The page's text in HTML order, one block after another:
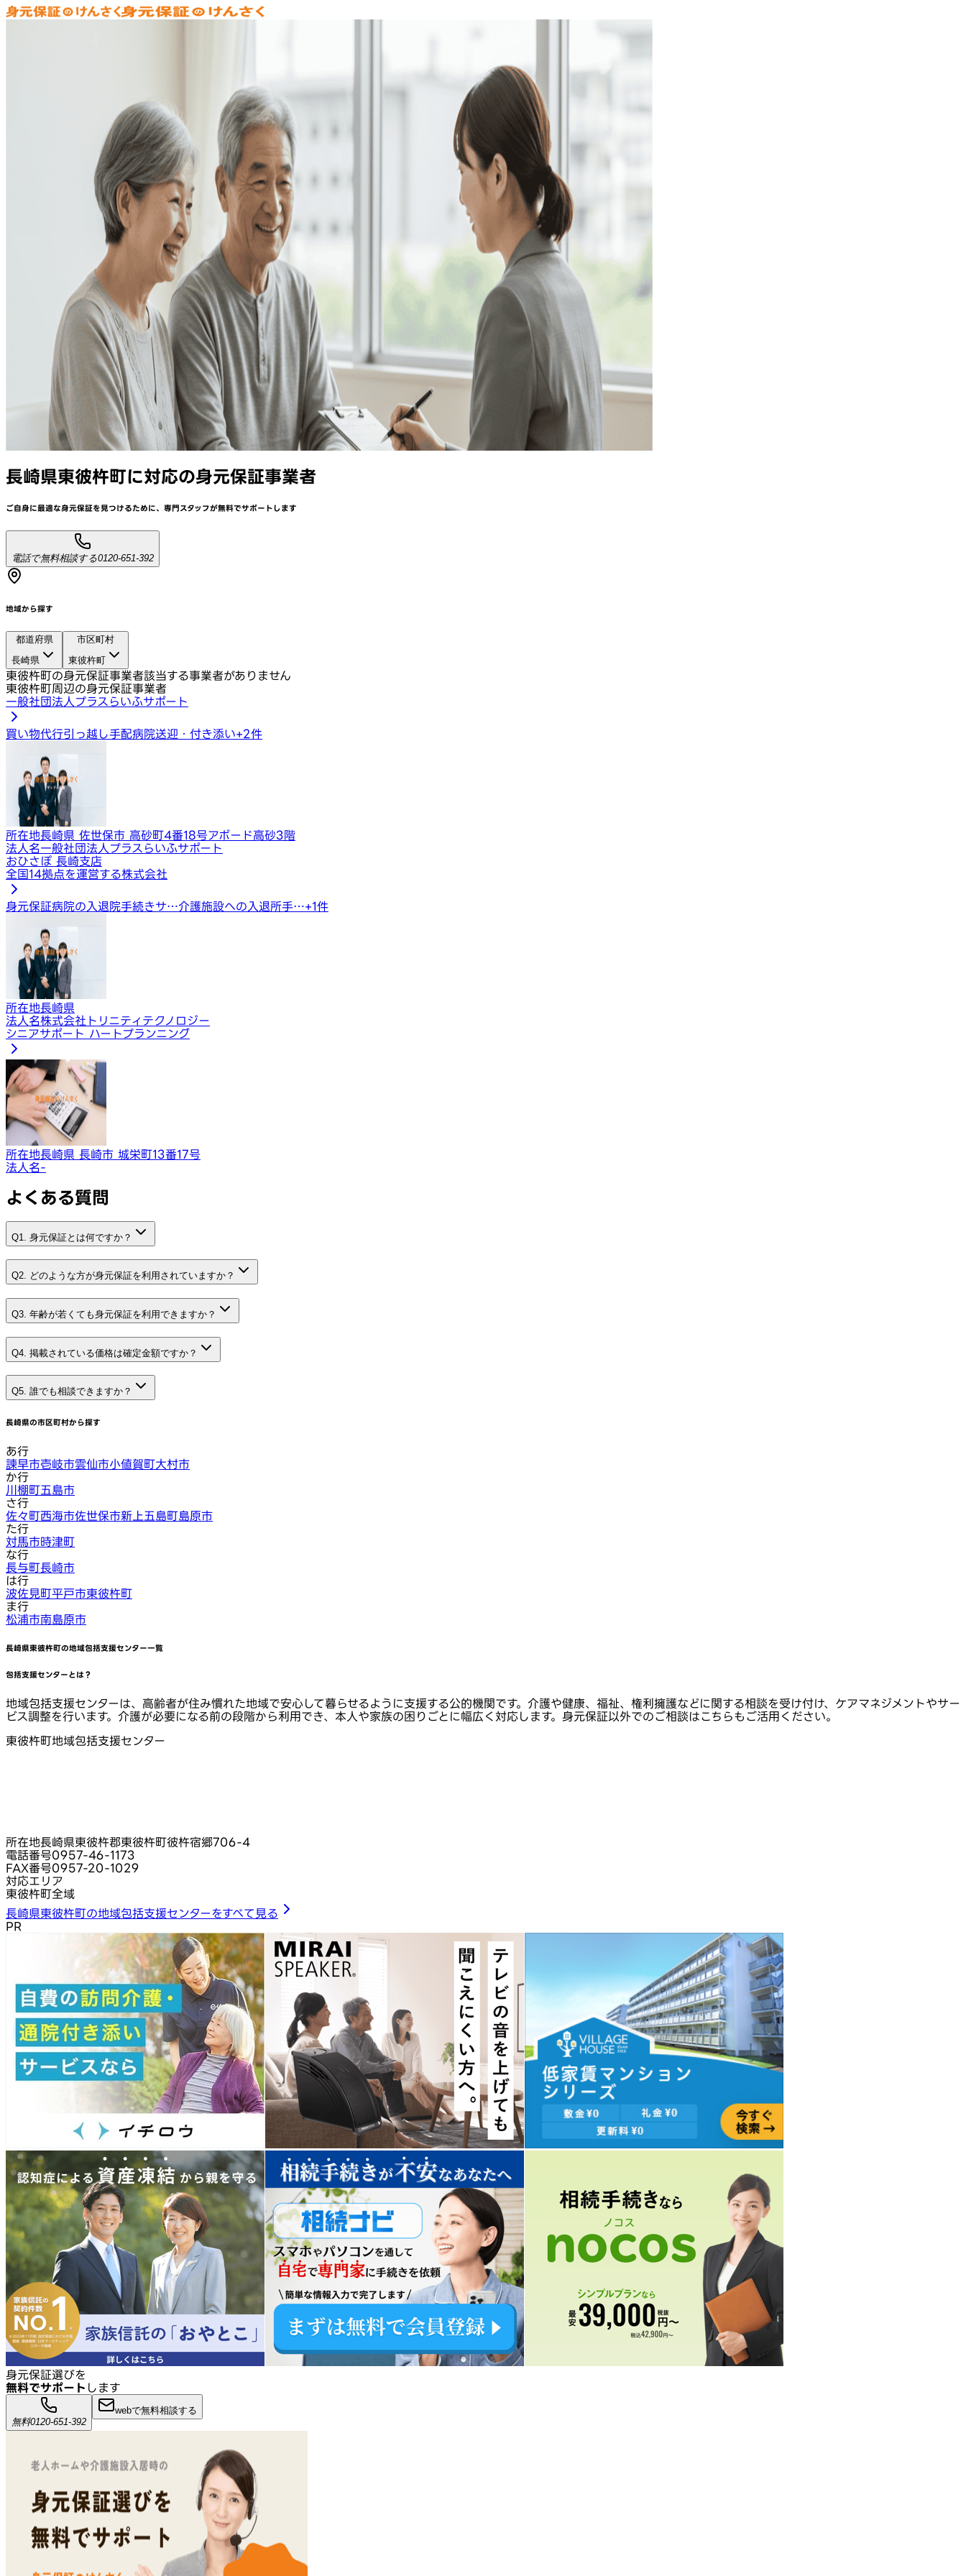
長崎県東彼杵町に対応の身元保証事業者
ご自身に最適な身元保証を見つけるために、 専門スタッフが無料でサポートします
電話で無料相談する0120-651-392
地域から探す
都道府県
長崎県
市区町村
東彼杵町
東彼杵町の身元保証事業者該当する事業者がありません
東彼杵町周辺の身元保証事業者
一般社団法人プラスらいふサポート
買い物代行引っ越し手配病院送迎・付き添い+2件
所在地長崎県 佐世保市 高砂町4番18号アボード高砂3階
法人名一般社団法人プラスらいふサポート
おひさぽ 長崎支店
全国14拠点を運営する株式会社
身元保証病院の入退院手続きサ…介護施設への入退所手…+1件
所在地長崎県
法人名株式会社トリニティテクノロジー
シニアサポート ハートプランニング
所在地長崎県 長崎市 城栄町13番17号
法人名-
よくある質問
Q1. 身元保証とは何ですか？
Q2. どのような方が身元保証を利用されていますか？
Q3. 年齢が若くても身元保証を利用できますか？
Q4. 掲載されている価格は確定金額ですか？
Q5. 誰でも相談できますか？
長崎県の市区町村から探す
あ行
諫早市壱岐市雲仙市小値賀町大村市
か行
川棚町五島市
さ行
佐々町西海市佐世保市新上五島町島原市
た行
対馬市時津町
な行
長与町長崎市
は行
波佐見町平戸市東彼杵町
ま行
松浦市南島原市
長崎県東彼杵町の地域包括支援センター一覧
包括支援センターとは？
地域包括支援センターは、高齢者が住み慣れた地域で安心して暮らせるように支援する公的機関です。介護や健康、福祉、権利擁護などに関する相談を受け付け、ケアマネジメントやサー
ビス調整を行います。介護が必要になる前の段階から利用でき、本人や家族の困りごとに幅広く対応します。身元保証以外でのご相談はこちらもご活用ください。
東彼杵町地域包括支援センター
所在地長崎県東彼杵郡東彼杵町彼杵宿郷706-4
電話番号0957-46-1173
FAX番号0957-20-1029
対応エリア
東彼杵町全域
長崎県東彼杵町の地域包括支援センターをすべて見る
PR
身元保証選びを
無料でサポート します
無料0120-651-392
webで無料相談する